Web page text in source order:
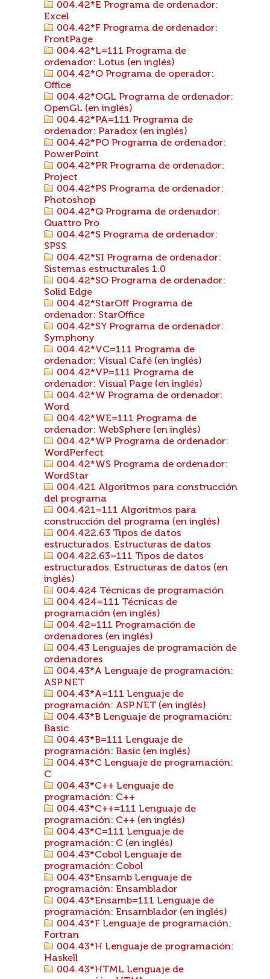
004.42*E Programa de ordenador:
Excel
004.42*F Programa de ordenador:
FrontPage
004.42*L=111 Programa de
ordenador: Lotus (en inglés)
004.42*O Programa de operador:
Office
004.42*OGL Programa de ordenador:
OpenGL (en inglés)
004.42*PA=111 Programa de
ordenador: Paradox (en inglés)
004.42*PO Programa de ordenador:
PowerPoint
004.42*PR Programa de ordenador:
Project
004.42*PS Programa de ordenador:
Photoshop
004.42*Q Programa de ordenador:
Quattro Pro
004.42*S Programa de ordenador:
SPSS
004.42*SI Programa de ordenador:
Sistemas estructurales 1.0
004.42*SO Programa de ordenador:
Solid Edge
004.42*StarOff Programa de
ordenador: StarOffice
004.42*SY Programa de ordenador:
Symphony
004.42*VC=111 Programa de
ordenador: Visual Café (en inglés)
004.42*VP=111 Programa de
ordenador: Visual Page (en inglés)
004.42*W Programa de ordenador:
Word
004.42*WE=111 Programa de
ordenador: WebSphere (en inglés)
004.42*WP Programa de ordenador:
WordPerfect
004.42*WS Programa de ordenador:
WordStar
004.421 Algoritmos para construcción
del programa
004.421=111 Algoritmos para
construcción del programa (en inglés)
004.422.63 Tipos de datos
estructurados. Estructuras de datos
004.422.63=111 Tipos de datos
estructurados. Estructuras de datos (en
inglés)
004.424 Técnicas de programación
004.424=111 Técnicas de
programación (en inglés)
004.42=111 Programación de
ordenadores (en inglés)
004.43 Lenguajes de programación de
ordenadores
004.43*A Lenguaje de programación:
ASP.NET
004.43*A=111 Lenguaje de
programación: ASP.NET (en inglés)
004.43*B Lenguaje de programación:
Basic
004.43*B=111 Lenguaje de
programación: Basic (en inglés)
004.43*C Lenguaje de programación:
C
004.43*C++ Lenguaje de
programación: C++
004.43*C++=111 Lenguaje de
programación: C++ (en inglés)
004.43*C=111 Lenguaje de
programación: C (en inglés)
004.43*Cobol Lenguaje de
programación: Cobol
004.43*Ensamb Lenguaje de
programación: Ensamblador
004.43*Ensamb=111 Lenguaje de
programación: Ensamblador (en inglés)
004.43*F Lenguaje de programación:
Fortran
004.43*H Lenguaje de programación:
Haskell
004.43*HTML Lenguaje de